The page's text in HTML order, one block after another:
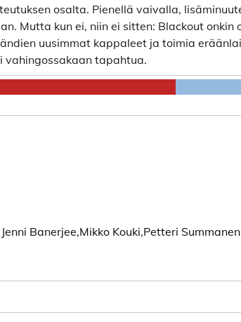
osalta. Pienellä vaivalla,
Mutta kun ei, niin ei sitten: Blackout
uusimmat kappaleet ja toimia
tapahtua.
Banerjee,Mikko Kouki,Petteri Summanen